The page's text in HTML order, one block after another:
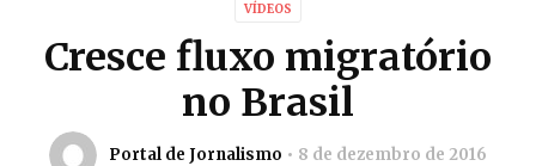
VÍDEOS
Cresce fluxo migratório
no Brasil
Portal de Jornalismo 8 de dezembro de 2016